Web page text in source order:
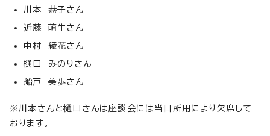
川本 恭子さん
近藤 萌生さん
中村 綾花さん
樋口 みのりさん
船戸 美歩さん
※川本さんと樋口さんは座談会には当日所用により欠席して
おります。